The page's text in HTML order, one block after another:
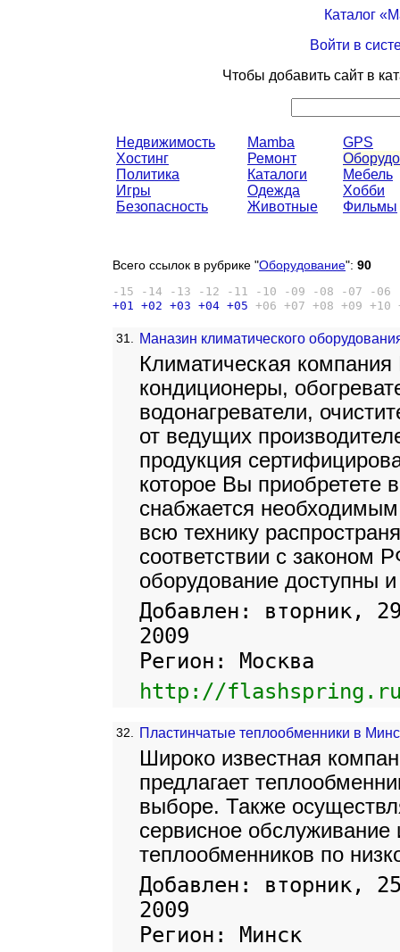
Каталог
Войти в
Чтобы добавить сайт в
Недвижимость
Хостинг
Политика
Игры
Безопасность
Mamba
Ремонт
Каталоги
Одежда
Животные
GPS
Мебель
Хобби
Фильмы
Всего ссылок в рубрике "Оборудование": 90
-15 -14 -13 -12 -11 -10 -09 -08 -07 -06
+01 +02 +03 +04 +05 +06 +07 +08 +09 +10
31. Маназин климатического
Климатическая компания
кондиционеры,
водонагреватели,
от ведущих
продукция
которое Вы приобретете
снабжается
всю технику
соответствии с законом
оборудование доступны и
Добавлен: вторник,
2009
Регион: Москва
http://
32. Пластинчатые теплообменники в
Широко известная
предлагает
выборе. Также
сервисное
теплообменников по
Добавлен: вторник,
2009
Регион: Минск